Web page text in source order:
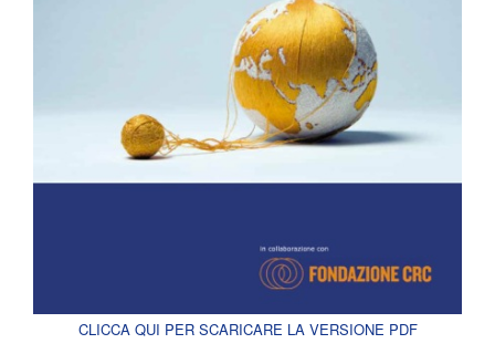
CLICCA QUI PER SCARICARE LA VERSIONE PDF